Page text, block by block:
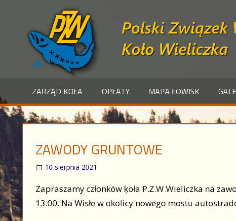
content
ZARZĄD KOŁA OPŁATY MAPA ŁOWISK
ZAWODY GRUNTOWE
10 sierpnia 2021
Zapraszamy członków ķoła P.Z.W.Wieliczka na
13.00. Na Wisłe w okolicy nowego mostu